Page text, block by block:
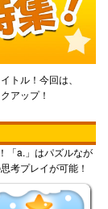
トル！今回は、
アップ！
「a.」はパズルなが
考プレイが可能！